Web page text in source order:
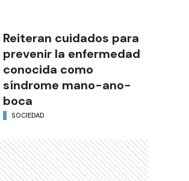
Reiteran cuidados para
prevenir la enfermedad
conocida como
síndrome mano-ano-
boca
SOCIEDAD